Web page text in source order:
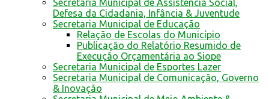
Secretaria Municipal de Assistência Social,
Defesa da Cidadania, Infância & Juventude
Secretaria Municipal de Educação
Relação de Escolas do Município
Publicação do Relatório Resumido de
Execução Orçamentária ao Siope
Secretaria Municipal de Esportes Lazer
Secretaria Municipal de Comunicação, Governo
& Inovação